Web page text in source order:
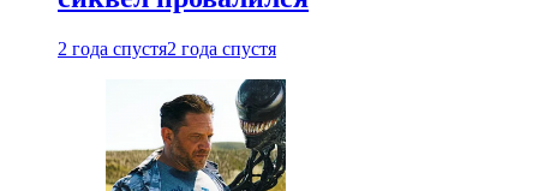
2 года спустя2 года спустя